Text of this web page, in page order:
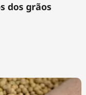
dos grãos